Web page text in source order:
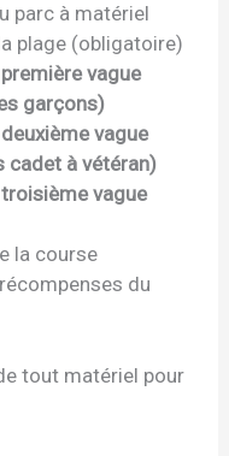
parc à matériel
plage (obligatoire)
vague
garçons)
vague
cadet à vétéran)
vague
la course
du
tout matériel pour